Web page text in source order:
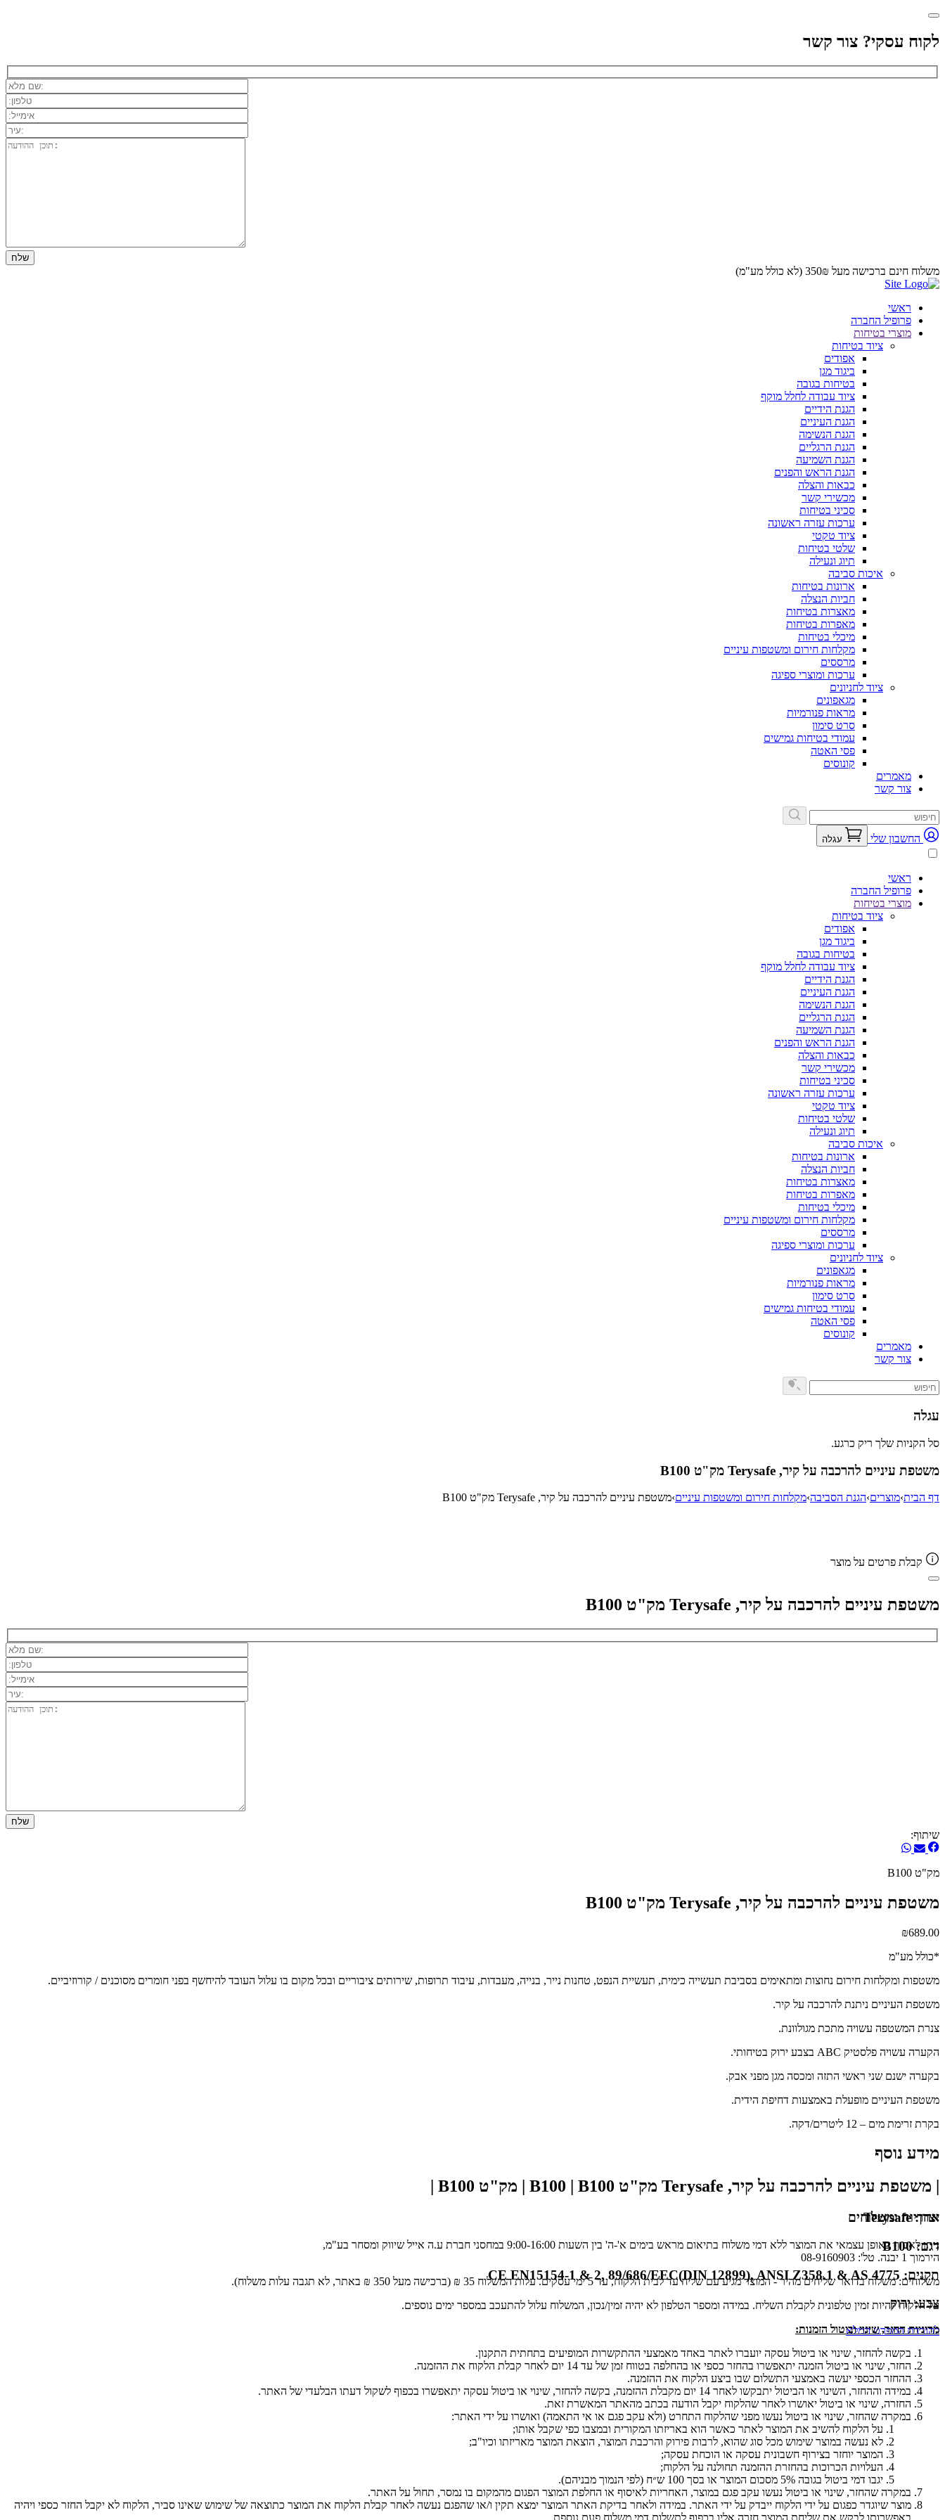
לקוח עסקי? צור קשר
משלוח חינם ברכישה מעל 350₪ (לא כולל מע"מ)
ראשי
פרופיל החברה
מוצרי בטיחות
ציוד בטיחות
אפודים
ביגוד מגן
בטיחות בגובה
ציוד עבודה לחלל מוקף
הגנת הידיים
הגנת העיניים
הגנת הנשימה
הגנת הרגליים
הגנת השמיעה
הגנת הראש והפנים
כבאות והצלה
מכשירי קשר
סכיני בטיחות
ערכות עזרה ראשונה
ציוד טקטי
שלטי בטיחות
תיוג ונעילה
איכות סביבה
ארונות בטיחות
חביות הנצלה
מאצרות בטיחות
מאפרות בטיחות
מיכלי בטיחות
מקלחות חירום ומשטפות עיניים
מרססים
ערכות ומוצרי ספיגה
ציוד לחניונים
מגאפונים
מראות פנורמיות
סרט סימון
עמודי בטיחות גמישים
פסי האטה
קונוסים
מאמרים
צור קשר
החשבון שלי עגלה
ראשי
פרופיל החברה
מוצרי בטיחות
ציוד בטיחות
אפודים
ביגוד מגן
בטיחות בגובה
ציוד עבודה לחלל מוקף
הגנת הידיים
הגנת העיניים
הגנת הנשימה
הגנת הרגליים
הגנת השמיעה
הגנת הראש והפנים
כבאות והצלה
מכשירי קשר
סכיני בטיחות
ערכות עזרה ראשונה
ציוד טקטי
שלטי בטיחות
תיוג ונעילה
איכות סביבה
ארונות בטיחות
חביות הנצלה
מאצרות בטיחות
מאפרות בטיחות
מיכלי בטיחות
מקלחות חירום ומשטפות עיניים
מרססים
ערכות ומוצרי ספיגה
ציוד לחניונים
מגאפונים
מראות פנורמיות
סרט סימון
עמודי בטיחות גמישים
פסי האטה
קונוסים
מאמרים
צור קשר
עגלה
סל הקניות שלך ריק כרגע.
משטפת עיניים להרכבה על קיר, Terysafe מק"ט B100
דף הבית›מוצרים›הגנת הסביבה›מקלחות חירום ומשטפות עיניים›משטפת עיניים להרכבה על קיר, Terysafe מק"ט B100
קבלת פרטים על מוצר
משטפת עיניים להרכבה על קיר, Terysafe מק"ט B100
שיתוף:
מק"ט B100
משטפת עיניים להרכבה על קיר, Terysafe מק"ט B100
₪689.00
*כולל מע"מ
משטפות ומקלחות חירום נחוצות ומתאימים בסביבת תעשייה כימית, תעשיית הנפט, טחנות נייר, בנייה, מעבדות, עיבוד תרופות, שירותים ציבוריים ובכל מקום בו עלול העובד להיחשף בפני חומרים מסוכנים / קורוזיביים.
משטפת העיניים ניתנת להרכבה על קיר.
צנרת המשטפה עשויה מתכת מגולוונת.
הקערה עשויה פלסטיק ABC בצבע ירוק בטיחותי.
בקערה ישנם שני ראשי התזה ומכסה מגן מפני אבק.
משטפת העיניים מופעלת באמצעות דחיפת הידית.
בקרת זרימת מים – 12 ליטרים/דקה.
מידע נוסף
| משטפת עיניים להרכבה על קיר, Terysafe מק"ט B100 | B100 | מק"ט B100 |
יצרן:Terysafe
דגם:B100
תקנים:CE EN15154-1 & 2, 89/686/EEC(DIN 12899), ANSI Z358.1 & AS 4775
צבע:ירוק
להורדת המפרט המלא
אחריות ומשלוחים
ניתן לאסוף באופן עצמאי את המוצר ללא דמי משלוח בתיאום מראש בימים א'-ה' בין השעות 9:00-16:00 במחסני חברת ע.ה אייל שיווק ומסחר בע"מ,
הירמוך 1 יבנה. טל': 08-9160903
משלוחים: משלוח בדואר שליחים מהיר - המוצר מגיע עם שליח עד לבית הלקוח, עד 5 ימי עסקים. עלות המשלוח 35 ₪ (ברכישה מעל 350 ₪ באתר, לא תגבה עלות משלוח).
על הלקוח להיות זמין טלפונית לקבלת השליח. במידה ומספר הטלפון לא יהיה זמין/נכון, המשלוח עלול להתעכב במספר ימים נוספים.
מדיניות החזר, שינוי וביטול הזמנות:
בקשה להחזר, שינוי או ביטול עסקה יועברו לאתר באחד מאמצעי ההתקשרות המופיעים בתחתית התקנון.
החזר, שינוי או ביטול הזמנה יתאפשרו בהחזר כספי או בהחלפה בטווח זמן של עד 14 יום לאחר קבלת הלקוח את ההזמנה.
ההחזר הכספי יעשה באמצעי התשלום שבו ביצע הלקוח את ההזמנה.
במידה וההחזר, השינוי או הביטול יתבקשו לאחר 14 יום מקבלת ההזמנה, בקשה להחזר, שינוי או ביטול עסקה יתאפשרו בכפוף לשקול דעתו הבלעדי של האתר.
החזרה, שינוי או ביטול יאושרו לאחר שהלקוח יקבל הודעה בכתב מהאתר המאשרת זאת.
במקרה שהחזר, שינוי או ביטול נעשו מפני שהלקוח התחרט (ולא עקב פגם או אי התאמה) ואושרו על ידי האתר:
על הלקוח להשיב את המוצר לאתר כאשר הוא באריזתו המקורית ובמצבו כפי שקבל אותו;
לא נעשה במוצר שימוש מכל סוג שהוא, לרבות פירוק והרכבת המוצר, הוצאת המוצר מאריזתו וכיו"ב;
המוצר יוחזר בצירוף חשבונית עסקה או הוכחת עסקה;
העלויות הכרוכות בהחזרת ההזמנה תחולנה על הלקוח;
יגבו דמי ביטול בגובה 5% מסכום המוצר או בסך 100 ש״ח (לפי הנמוך מבניהם).
במקרה שהחזר, שינוי או ביטול נעשו עקב פגם במוצר, האחריות לאיסוף או החלפת המוצר הפגום מהמקום בו נמסר, תחול על האתר.
מוצר שיוגדר כפגום על ידי הלקוח ייבדק על ידי האתר. במידה ולאחר בדיקת האתר המוצר ימצא תקין ו/או שהפגם נעשה לאחר קבלת הלקוח את המוצר כתוצאה של שימוש שאינו סביר, הלקוח לא יקבל החזר כספי ויהיה
באפשרותו לבקש את שליחת המוצר חזרה אליו בכפוף לתשלום דמי משלוח פעם נוספת.